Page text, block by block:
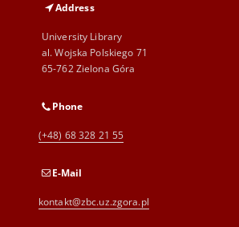
Address
University Library
al. Wojska Polskiego 71
65-762 Zielona Góra
Phone
(+48) 68 328 21 55
E-Mail
kontakt@zbc.uz.zgora.pl